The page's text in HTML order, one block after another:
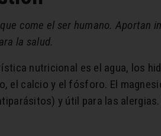
come el ser humano. Aportan
la salud.
nutricional es el agua, los
el calcio y el fósforo. El
y útil para las